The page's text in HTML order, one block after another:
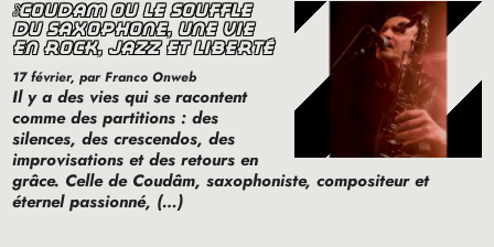
coudâm ou le souffle
du saxophone, une vie
en rock, jazz et liberté
17 février, par Franco Onweb
Il y a des vies qui se racontent
comme des partitions : des
silences, des crescendos, des
improvisations et des retours en
grâce. Celle de Coudâm, saxophoniste, compositeur et
éternel passionné, (…)